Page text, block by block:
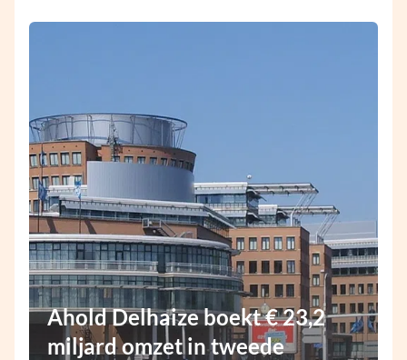
Ahold Delhaize boekt € 23,2
miljard omzet in tweede